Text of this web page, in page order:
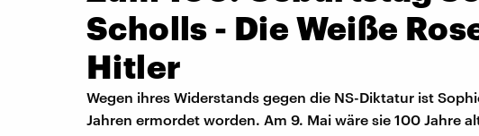
Scholls - Die Weiße
Hitler
Wegen ihres Widerstands gegen die NS-Diktatur ist
Jahren ermordet worden. Am 9. Mai wäre sie 100 Jahre